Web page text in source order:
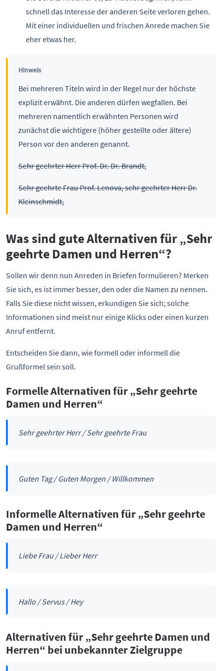
schnell das Interesse der anderen Seite verloren gehen.
Mit einer individuellen und frischen Anrede machen Sie
eher etwas her.
Hinweis
Bei mehreren Titeln wird in der Regel nur der höchste
explizit erwähnt. Die anderen dürfen wegfallen. Bei
mehreren namentlich erwähnten Personen wird
zunächst die wichtigere (höher gestellte oder ältere)
Person vor den anderen genannt.
Sehr geehrter Herr Prof. Dr. Dr. Brandt,
Sehr geehrte Frau Prof. Lenova, sehr geehrter Herr Dr.
Kleinschmidt,
Was sind gute Alternativen für „Sehr
geehrte Damen und Herren“?
Sollen wir denn nun Anreden in Briefen formulieren? Merken
Sie sich, es ist immer besser, den oder die Namen zu nennen.
Falls Sie diese nicht wissen, erkundigen Sie sich; solche
Informationen sind meist nur einige Klicks oder einen kurzen
Anruf entfernt.
Entscheiden Sie dann, wie formell oder informell die
Grußformel sein soll.
Formelle Alternativen für „Sehr geehrte
Damen und Herren“
Sehr geehrter Herr / Sehr geehrte Frau
Guten Tag / Guten Morgen / Willkommen
Informelle Alternativen für „Sehr geehrte
Damen und Herren“
Liebe Frau / Lieber Herr
Hallo / Servus / Hey
Alternativen für „Sehr geehrte Damen und
Herren“ bei unbekannter Zielgruppe